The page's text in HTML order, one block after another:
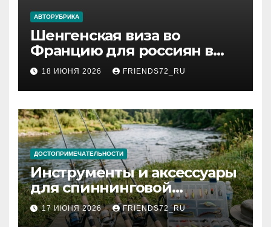
АВТОРУБРИКА
Шенгенская виза во
Францию для россиян в
2026 году: сроки от 3 дней
и список необходимых
документов
18 ИЮНЯ 2026 FRIENDS72_RU
ДОСТОПРИМЕЧАТЕЛЬНОСТИ
Инструменты и аксессуары
для спиннинговой
рыбалки: назначение и
типы
17 ИЮНЯ 2026 FRIENDS72_RU